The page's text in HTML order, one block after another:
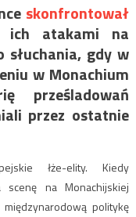
skonfrontował
ich atakami na
słuchania, gdy w
w Monachium
prześladowań
przez ostatnie
łże-elity. Kiedy
scenę na Monachijskiej
politykę